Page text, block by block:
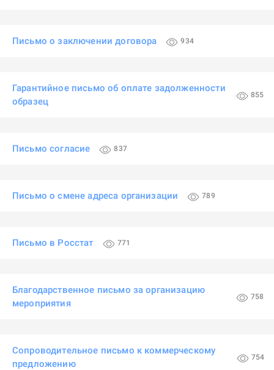
Письмо о заключении договора 934
Гарантийное письмо об оплате задолженности
образец
855
Письмо согласие 837
Письмо о смене адреса организации 789
Письмо в Росстат 771
Благодарственное письмо за организацию
мероприятия
758
Сопроводительное письмо к коммерческому
предложению
754